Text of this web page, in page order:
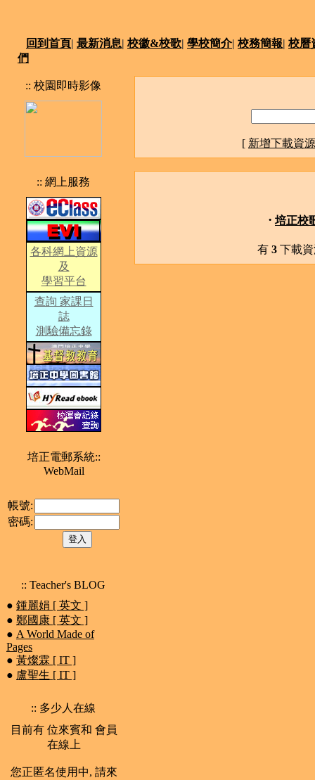
回到首頁| 最新消息| 校徽&校歌| 學校簡介| 校務簡報| 校曆
們
:: 校園即時影像
:: 網上服務
各科網上資源
及
學習平台
查詢 家課日
誌
測驗備忘錄
培正電郵系統::
WebMail
帳號:
密碼:
:: Teacher's BLOG
● 鍾麗娟 [ 英文 ]
● 鄭國康 [ 英文 ]
● A World Made of
Pages
● 黃燦霖 [ IT ]
● 盧聖生 [ IT ]
:: 多少人在線
目前有 位來賓和 會員
在線上
您正匿名使用中, 請來
[ 新增下載資源
· 培正校
有 3下載